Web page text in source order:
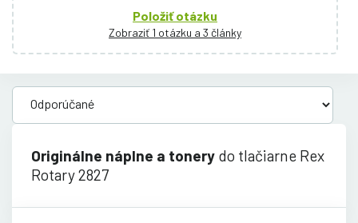
Položiť otázku
Zobraziť 1 otázku a 3 články
Originálne náplne a tonery do tlačiarne Rex
Rotary 2827